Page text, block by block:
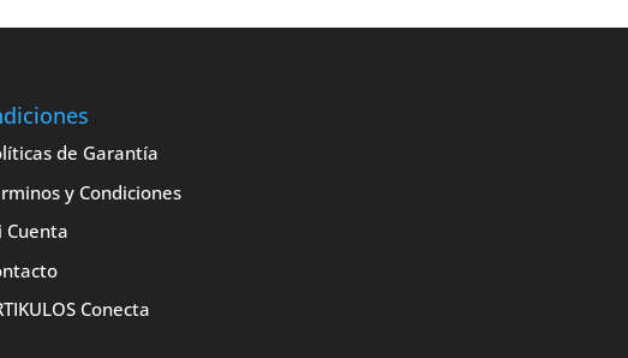
de Garantía
y Condiciones
Cuenta
Conecta